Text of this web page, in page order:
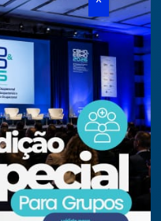
Apoiados
Regionais